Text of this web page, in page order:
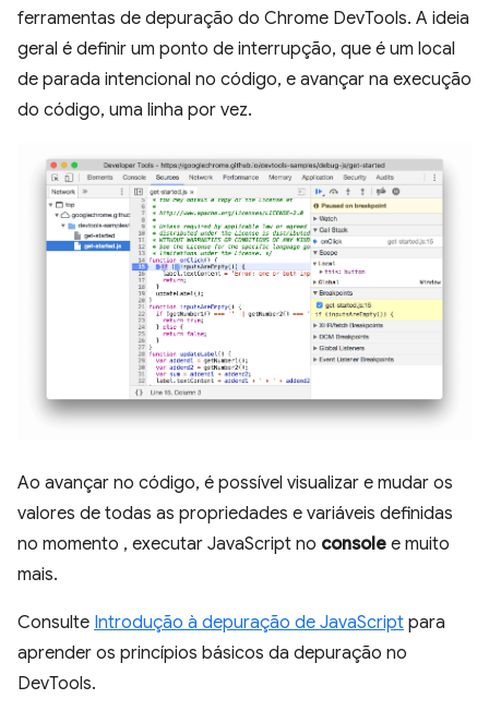
ferramentas de depuração do Chrome DevTools. A ideia
geral é definir um ponto de interrupção, que é um local
de parada intencional no código, e avançar na execução
do código, uma linha por vez.
Ao avançar no código, é possível visualizar e mudar os
valores de todas as propriedades e variáveis definidas
no momento , executar JavaScript no console e muito
mais.
Consulte Introdução à depuração de JavaScript para
aprender os princípios básicos da depuração no
DevTools.